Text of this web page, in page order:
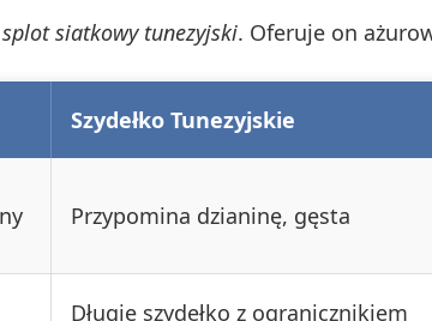
splot siatkowy tunezyjski. Oferuje on
Szydełko Tunezyjskie
Przypomina dzianinę, gęsta
Długie szydełko z ogranicznikiem